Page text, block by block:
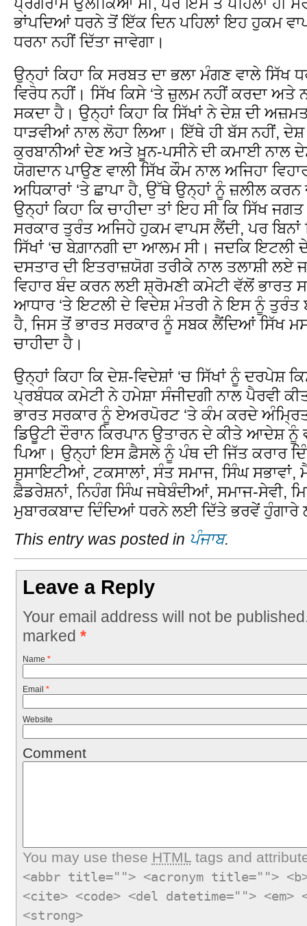
ਭਾਂਪਦਿਆਂ ਧਰਨੇ ਤੋਂ ਇੱਕ ਦਿਨ ਪਹਿਲਾਂ ਇਹ ਹੁਕਮ
ਧਰਨਾ ਨਹੀਂ ਦਿੱਤਾ ਜਾਵੇਗਾ।
ਉਨ੍ਹਾਂ ਕਿਹਾ ਕਿ ਸਰਬਤ ਦਾ ਭਲਾ ਮੰਗਣ ਵਾਲੇ ਸਿੱਖ
ਵਿਰੋਧ ਨਹੀਂ। ਸਿੱਖ ਕਿਸੇ ‘ਤੇ ਜ਼ੁਲਮ ਨਹੀਂ ਕਰਦਾ ਅਤੇ
ਸਕਦਾ ਹੈ। ਉਨ੍ਹਾਂ ਕਿਹਾ ਕਿ ਸਿੱਖਾਂ ਨੇ ਦੇਸ਼ ਦੀ
ਧਾੜਵੀਆਂ ਨਾਲ ਲੋਹਾ ਲਿਆ। ਇੱਥੇ ਹੀ ਬੱਸ ਨਹੀਂ,
ਕੁਰਬਾਨੀਆਂ ਦੇਣ ਅਤੇ ਖ਼ੂਨ-ਪਸੀਨੇ ਦੀ ਕਮਾਈ ਨਾਲ
ਯੋਗਦਾਨ ਪਾਉਣ ਵਾਲੀ ਸਿੱਖ ਕੌਮ ਨਾਲ ਅਜਿਹਾ
ਅਧਿਕਾਰਾਂ ‘ਤੇ ਛਾਪਾ ਹੈ, ਉੱਥੇ ਉਨ੍ਹਾਂ ਨੂੰ ਜ਼ਲੀਲ
ਉਨ੍ਹਾਂ ਕਿਹਾ ਕਿ ਚਾਹੀਦਾ ਤਾਂ ਇਹ ਸੀ ਕਿ ਸਿੱਖ
ਸਰਕਾਰ ਤੁਰੰਤ ਅਜਿਹੇ ਹੁਕਮ ਵਾਪਸ ਲੈਂਦੀ, ਪਰ
ਸਿੱਖਾਂ ‘ਚ ਬੇਗ਼ਾਨਗੀ ਦਾ ਆਲਮ ਸੀ। ਜਦਕਿ ਇਟਲੀ
ਦਸਤਾਰ ਦੀ ਇਤਰਾਜ਼ਯੋਗ ਤਰੀਕੇ ਨਾਲ ਤਲਾਸ਼ੀ ਲਏ
ਵਿਹਾਰ ਬੰਦ ਕਰਨ ਲਈ ਸ਼੍ਰੋਮਣੀ ਕਮੇਟੀ ਵੱਲੋਂ ਭਾਰਤ
ਆਧਾਰ ‘ਤੇ ਇਟਲੀ ਦੇ ਵਿਦੇਸ਼ ਮੰਤਰੀ ਨੇ ਇਸ ਨੂੰ ਤੁਰੰਤ
ਹੈ, ਜਿਸ ਤੋਂ ਭਾਰਤ ਸਰਕਾਰ ਨੂੰ ਸਬਕ ਲੈਂਦਿਆਂ ਸਿੱਖ
ਚਾਹੀਦਾ ਹੈ।
ਉਨ੍ਹਾਂ ਕਿਹਾ ਕਿ ਦੇਸ਼-ਵਿਦੇਸ਼ਾਂ ‘ਚ ਸਿੱਖਾਂ ਨੂੰ ਦਰਪੇਸ਼
ਪ੍ਰਬੰਧਕ ਕਮੇਟੀ ਨੇ ਹਮੇਸ਼ਾ ਸੰਜੀਦਗੀ ਨਾਲ ਪੈਰਵੀ
ਭਾਰਤ ਸਰਕਾਰ ਨੂੰ ਏਅਰਪੋਰਟ ‘ਤੇ ਕੰਮ ਕਰਦੇ
ਡਿਊਟੀ ਦੌਰਾਨ ਕਿਰਪਾਨ ਉਤਾਰਨ ਦੇ ਕੀਤੇ ਆਦੇਸ਼
ਪਿਆ। ਉਨ੍ਹਾਂ ਇਸ ਫ਼ੈਸਲੇ ਨੂੰ ਪੰਥ ਦੀ ਜਿੱਤ ਕਰਾਰ
ਸੁਸਾਇਟੀਆਂ, ਟਕਸਾਲਾਂ, ਸੰਤ ਸਮਾਜ, ਸਿੰਘ ਸਭਾਵਾਂ,
ਫ਼ੈਡਰੇਸ਼ਨਾਂ, ਨਿਹੰਗ ਸਿੰਘ ਜਥੇਬੰਦੀਆਂ, ਸਮਾਜ-ਸੇਵੀ,
ਮੁਬਾਰਕਬਾਦ ਦਿੰਦਿਆਂ ਧਰਨੇ ਲਈ ਦਿੱਤੇ ਭਰਵੇਂ ਹੁੰਗਾਰੇ
This entry was posted in ਪੰਜਾਬ.
Leave a Reply
Your email address will not be
marked *
Name *
Email *
Website
Comment
You may use these HTMLtags and
<abbr title=""> <acronym title="">
<cite> <code> <del datetime="">
<strong>